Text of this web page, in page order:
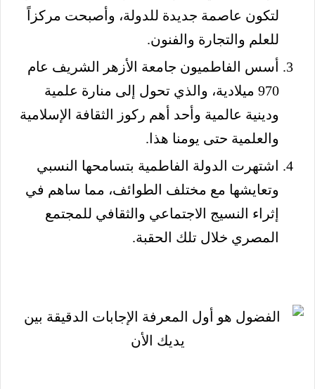
لتكون عاصمة جديدة للدولة، وأصبحت مركزاً
للعلم والتجارة والفنون.
أسس الفاطميون جامعة الأزهر الشريف عام
970 ميلادية، والذي تحول إلى منارة علمية
ودينية عالمية وأحد أهم ركوز الثقافة الإسلامية
والعلمية حتى يومنا هذا.
اشتهرت الدولة الفاطمية بتسامحها النسبي
وتعايشها مع مختلف الطوائف، مما ساهم في
إثراء النسيج الاجتماعي والثقافي للمجتمع
المصري خلال تلك الحقبة.